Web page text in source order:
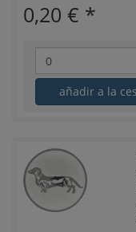
0,20 € *
añadir a la